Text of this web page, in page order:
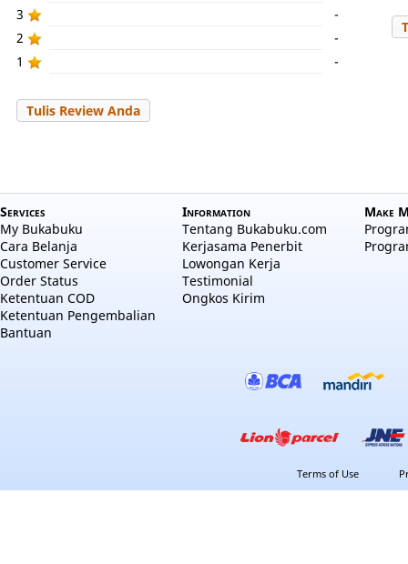
3
-
2
-
1
-
Tulis Review Anda
Services
My Bukabuku
Cara Belanja
Customer Service
Order Status
Ketentuan COD
Ketentuan Pengembalian
Bantuan
Information
Tentang Bukabuku.com
Kerjasama Penerbit
Lowongan Kerja
Testimonial
Ongkos Kirim
Make
Terms of Use